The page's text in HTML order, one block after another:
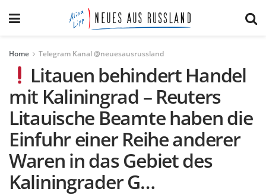
Home Telegram Kanal @neuesausrussland
Litauen behindert Handel
mit Kaliningrad – Reuters
Litauische Beamte haben die
Einfuhr einer Reihe anderer
Waren in das Gebiet des
Kaliningrader G…